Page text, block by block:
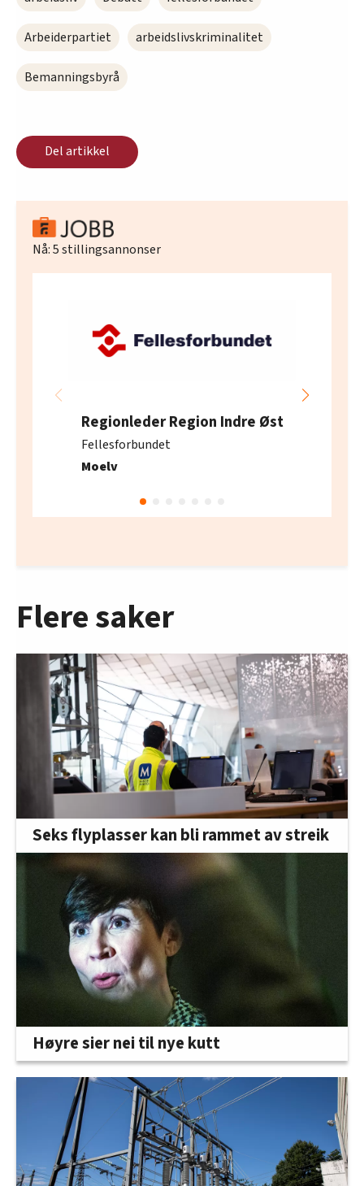
Arbeiderpartiet arbeidslivskriminalitet
Bemanningsbyrå
Del artikkel
Nå:5stillingsannonser
Regionleder Region Indre Øst
Fellesforbundet
Moelv
Flere saker
Seks flyplasser kan bli rammet av streik
Høyre sier nei til nye kutt